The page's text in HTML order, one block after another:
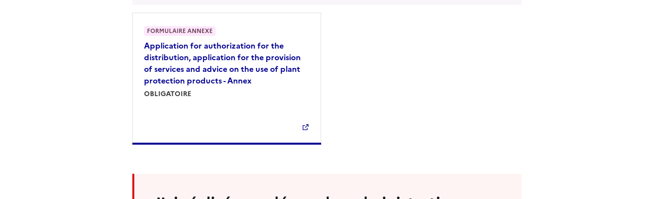
Application for authorization for the
distribution, application for the provision
of services and advice on the use of plant
protection products - Annex
OBLIGATOIRE
FORMULAIRE ANNEXE